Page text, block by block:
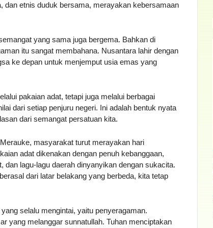
dan etnis duduk bersama, merayakan kebersamaan
yang sama juga bergema. Bahkan di
itu sangat membahana. Nusantara lahir dengan
ke depan untuk menjemput usia emas yang
pakaian adat, tetapi juga melalui berbagai
dari setiap penjuru negeri. Ini adalah bentuk nyata
dari semangat persatuan kita.
masyarakat turut merayakan hari
adat dikenakan dengan penuh kebanggaan,
dan lagu-lagu daerah dinyanyikan dengan sukacita.
dari latar belakang yang berbeda, kita tetap
selalu mengintai, yaitu penyeragaman.
yang melanggar sunnatullah. Tuhan menciptakan